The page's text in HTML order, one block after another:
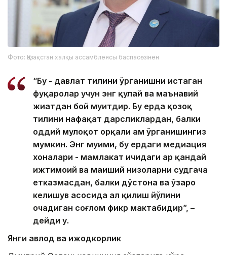
Фото: Қазақстан халқы ассамблеясы баспасөзінен
“Бу - давлат тилини ўрганишни истаган
фуқаролар учун энг қулай ва маънавий
жиҳатдан бой муҳитдир. Бу ерда қозоқ
тилини нафақат дарсликлардан, балки
оддий мулоқот орқали ҳам ўрганишингиз
мумкин. Энг муҳими, бу ердаги медиация
хоналари - мамлакат ичидаги ҳар қандай
ижтимоий ва маиший низоларни судгача
етказмасдан, балки дўстона ва ўзаро
келишув асосида ҳал қилиш йўлини
очадиган соғлом фикр мактабидир”, –
дейди у.
Янги авлод ва ижодкорлик